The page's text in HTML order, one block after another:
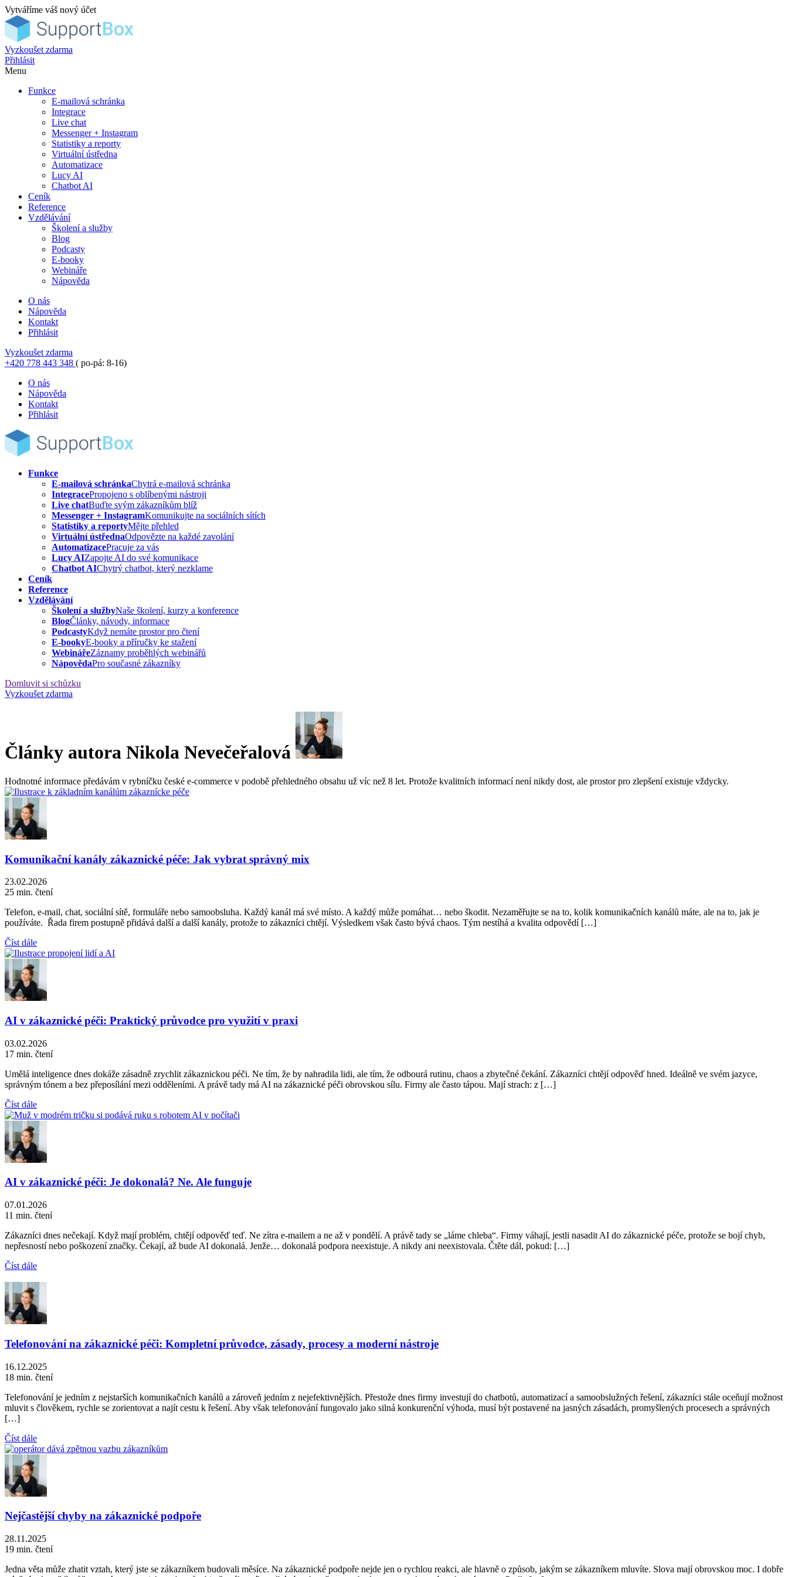
Vytváříme váš nový účet
Vyzkoušet zdarma
Přihlásit
Menu
Funkce
E-mailová schránka
Integrace
Live chat
Messenger + Instagram
Statistiky a reporty
Virtuální ústředna
Automatizace
Lucy AI
Chatbot AI
Ceník
Reference
Vzdělávání
Školení a služby
Blog
Podcasty
E-booky
Webináře
Nápověda
O nás
Nápověda
Kontakt
Přihlásit
Vyzkoušet zdarma
+420 778 443 348 ( po-pá: 8-16)
O nás
Nápověda
Kontakt
Přihlásit
Funkce
E-mailová schránkaChytrá e-mailová schránka
IntegracePropojeno s oblíbenými nástroji
Live chatBuďte svým zákazníkům blíž
Messenger + InstagramKomunikujte na sociálních sítích
Statistiky a reportyMějte přehled
Virtuální ústřednaOdpovězte na každé zavolání
AutomatizacePracuje za vás
Lucy AIZapojte AI do své komunikace
Chatbot AIChytrý chatbot, který nezklame
Ceník
Reference
Vzdělávání
Školení a službyNaše školení, kurzy a konference
BlogČlánky, návody, informace
PodcastyKdyž nemáte prostor pro čtení
E-bookyE-booky a příručky ke stažení
WebinářeZáznamy proběhlých webinářů
NápovědaPro současné zákazníky
Domluvit si schůzku
Vyzkoušet zdarma
Články autora Nikola Nevečeřalová
Hodnotné informace předávám v rybníčku české e-commerce v podobě přehledného obsahu už víc než 8 let. Protože kvalitních informací není nikdy dost, ale prostor pro zlepšení existuje vždycky.
Komunikační kanály zákaznické péče: Jak vybrat správný mix
23.02.2026
25 min. čtení
Telefon, e-mail, chat, sociální sítě, formuláře nebo samoobsluha. Každý kanál má své místo. A každý může pomáhat… nebo škodit. Nezaměřujte se na to, kolik komunikačních kanálů máte, ale na to, jak je
používáte. Řada firem postupně přidává další a další kanály, protože to zákazníci chtějí. Výsledkem však často bývá chaos. Tým nestíhá a kvalita odpovědí […]
Číst dále
AI v zákaznické péči: Praktický průvodce pro využití v praxi
03.02.2026
17 min. čtení
Umělá inteligence dnes dokáže zásadně zrychlit zákaznickou péči. Ne tím, že by nahradila lidi, ale tím, že odbourá rutinu, chaos a zbytečné čekání. Zákazníci chtějí odpověď hned. Ideálně ve svém jazyce,
správným tónem a bez přeposílání mezi odděleními. A právě tady má AI na zákaznické péči obrovskou sílu. Firmy ale často tápou. Mají strach: z […]
Číst dále
AI v zákaznické péči: Je dokonalá? Ne. Ale funguje
07.01.2026
11 min. čtení
Zákazníci dnes nečekají. Když mají problém, chtějí odpověď teď. Ne zítra e-mailem a ne až v pondělí. A právě tady se „láme chleba“. Firmy váhají, jestli nasadit AI do zákaznické péče, protože se bojí chyb,
nepřesností nebo poškození značky. Čekají, až bude AI dokonalá. Jenže… dokonalá podpora neexistuje. A nikdy ani neexistovala. Čtěte dál, pokud: […]
Číst dále
Telefonování na zákaznické péči: Kompletní průvodce, zásady, procesy a moderní nástroje
16.12.2025
18 min. čtení
Telefonování je jedním z nejstarších komunikačních kanálů a zároveň jedním z nejefektivnějších. Přestože dnes firmy investují do chatbotů, automatizací a samoobslužných řešení, zákazníci stále oceňují možnost
mluvit s člověkem, rychle se zorientovat a najít cestu k řešení. Aby však telefonování fungovalo jako silná konkurenční výhoda, musí být postavené na jasných zásadách, promyšlených procesech a správných
[…]
Číst dále
Nejčastější chyby na zákaznické podpoře
28.11.2025
19 min. čtení
Jedna věta může zhatit vztah, který jste se zákazníkem budovali měsíce. Na zákaznické podpoře nejde jen o rychlou reakci, ale hlavně o způsob, jakým se zákazníkem mluvíte. Slova mají obrovskou moc. I dobře